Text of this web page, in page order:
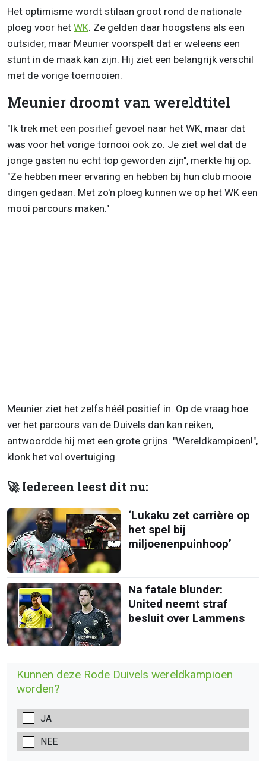
Het optimisme wordt stilaan groot rond de nationale
ploeg voor het WK. Ze gelden daar hoogstens als een
outsider, maar Meunier voorspelt dat er weleens een
stunt in de maak kan zijn. Hij ziet een belangrijk verschil
met de vorige toernooien.
Meunier droomt van wereldtitel
"Ik trek met een positief gevoel naar het WK, maar dat
was voor het vorige tornooi ook zo. Je ziet wel dat de
jonge gasten nu echt top geworden zijn", merkte hij op.
"Ze hebben meer ervaring en hebben bij hun club mooie
dingen gedaan. Met zo'n ploeg kunnen we op het WK een
mooi parcours maken."
Meunier ziet het zelfs héél positief in. Op de vraag hoe
ver het parcours van de Duivels dan kan reiken,
antwoordde hij met een grote grijns. "Wereldkampioen!",
klonk het vol overtuiging.
🚀 Iedereen leest dit nu:
‘Lukaku zet carrière op
het spel bij
miljoenenpuinhoop’
Na fatale blunder:
United neemt straf
besluit over Lammens
Kunnen deze Rode Duivels wereldkampioen
worden?
JA
NEE